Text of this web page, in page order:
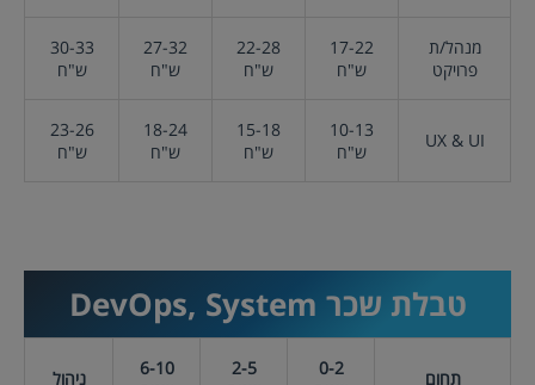
מנהל/ת
פרויקט
17-22
ש"ח
22-28
ש"ח
27-32
ש"ח
30-33
ש"ח
UX & UI
10-13
ש"ח
15-18
ש"ח
18-24
ש"ח
23-26
ש"ח
טבלת שכר DevOps, System
תחום
0-2
2-5
6-10
ניהול